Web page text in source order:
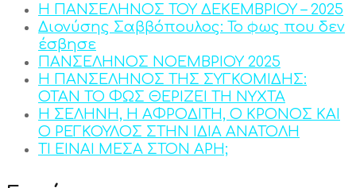
Η ΠΑΝΣΕΛΗΝΟΣ ΤΟΥ ΔΕΚΕΜΒΡΙΟΥ – 2025
Διονύσης Σαββόπουλος: Το φως που δεν
έσβησε
ΠΑΝΣΕΛΗΝΟΣ ΝΟΕΜΒΡΙΟΥ 2025
Η ΠΑΝΣΕΛΗΝΟΣ ΤΗΣ ΣΥΓΚΟΜΙΔΗΣ:
ΟΤΑΝ ΤΟ ΦΩΣ ΘΕΡΙΖΕΙ ΤΗ ΝΥΧΤΑ
Η ΣΕΛΗΝΗ, Η ΑΦΡΟΔΙΤΗ, Ο ΚΡΟΝΟΣ ΚΑΙ
Ο ΡΕΓΚΟΥΛΟΣ ΣΤΗΝ ΙΔΙΑ ΑΝΑΤΟΛΗ
ΤΙ ΕΙΝΑΙ ΜΕΣΑ ΣΤΟΝ ΑΡΗ;